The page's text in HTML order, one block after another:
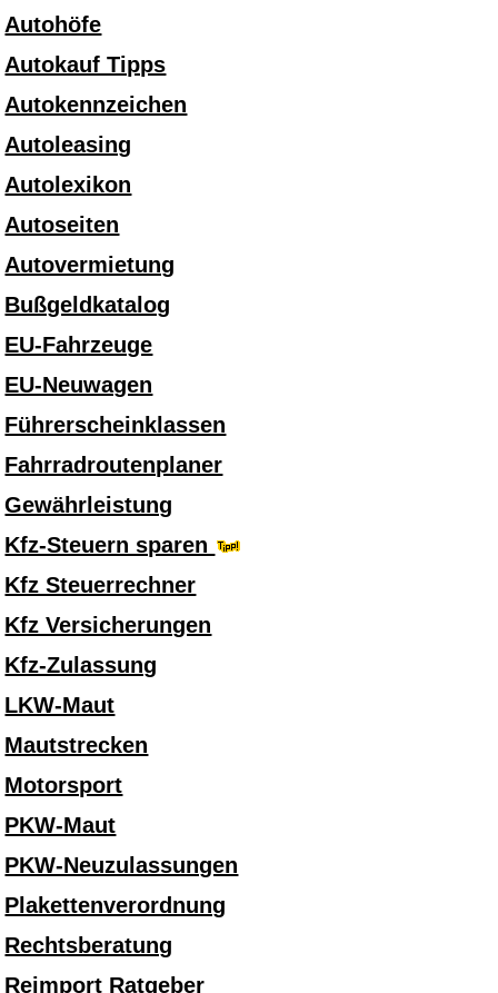
Autohöfe
Autokauf Tipps
Autokennzeichen
Autoleasing
Autolexikon
Autoseiten
Autovermietung
Bußgeldkatalog
EU-Fahrzeuge
EU-Neuwagen
Führerscheinklassen
Fahrradroutenplaner
Gewährleistung
Kfz-Steuern sparen
Kfz Steuerrechner
Kfz Versicherungen
Kfz-Zulassung
LKW-Maut
Mautstrecken
Motorsport
PKW-Maut
PKW-Neuzulassungen
Plakettenverordnung
Rechtsberatung
Reimport Ratgeber